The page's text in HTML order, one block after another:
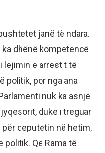
janë të ndara.
dhënë kompetencë
lejimin e arrestit të
politik, por nga ana
nuk ka asnjë
duke i treguar
deputetin në hetim,
politik. Që Rama të